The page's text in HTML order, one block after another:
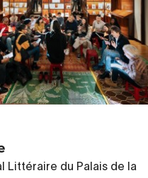
Littéraire du Palais de la